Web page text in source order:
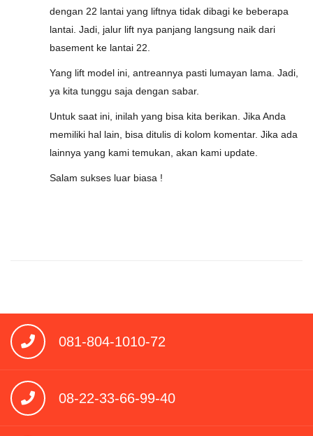
dengan 22 lantai yang liftnya tidak dibagi ke beberapa
lantai. Jadi, jalur lift nya panjang langsung naik dari
basement ke lantai 22.
Yang lift model ini, antreannya pasti lumayan lama. Jadi,
ya kita tunggu saja dengan sabar.
Untuk saat ini, inilah yang bisa kita berikan. Jika Anda
memiliki hal lain, bisa ditulis di kolom komentar. Jika ada
lainnya yang kami temukan, akan kami update.
Salam sukses luar biasa !
081-804-1010-72
08-22-33-66-99-40